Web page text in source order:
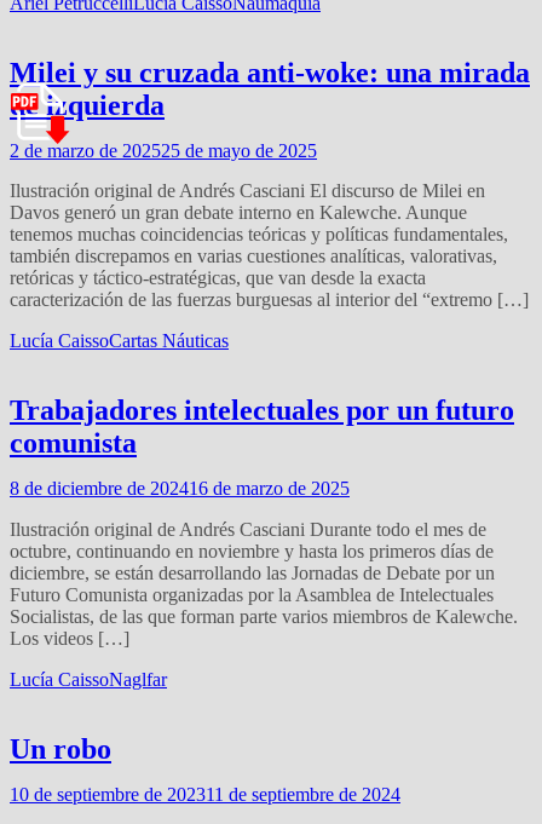
Milei y su cruzada anti-woke: una mirada
de izquierda
2 de marzo de 202525 de mayo de 2025
Ilustración original de Andrés Casciani El discurso de Milei en
Davos generó un gran debate interno en Kalewche. Aunque
tenemos muchas coincidencias teóricas y políticas fundamentales,
también discrepamos en varias cuestiones analíticas, valorativas,
retóricas y táctico-estratégicas, que van desde la exacta
caracterización de las fuerzas burguesas al interior del “extremo […]
Lucía CaissoCartas Náuticas
Trabajadores intelectuales por un futuro
comunista
8 de diciembre de 202416 de marzo de 2025
Ilustración original de Andrés Casciani Durante todo el mes de
octubre, continuando en noviembre y hasta los primeros días de
diciembre, se están desarrollando las Jornadas de Debate por un
Futuro Comunista organizadas por la Asamblea de Intelectuales
Socialistas, de las que forman parte varios miembros de Kalewche.
Los videos […]
Lucía CaissoNaglfar
Un robo
10 de septiembre de 202311 de septiembre de 2024